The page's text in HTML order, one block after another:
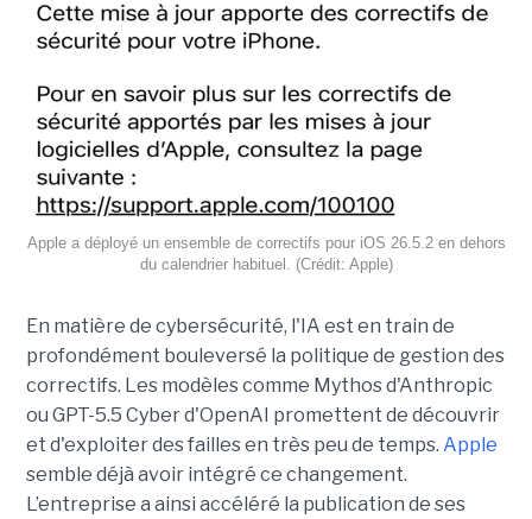
Apple a déployé un ensemble de correctifs pour iOS 26.5.2 en dehors
du calendrier habituel. (Crédit: Apple)
En matière de cybersécurité, l'IA est en train de
profondément bouleversé la politique de gestion des
correctifs. Les modèles comme Mythos d'Anthropic
ou GPT-5.5 Cyber d'OpenAI promettent de découvrir
et d'exploiter des failles en très peu de temps. Apple
semble déjà avoir intégré ce changement.
L’entreprise a ainsi accéléré la publication de ses